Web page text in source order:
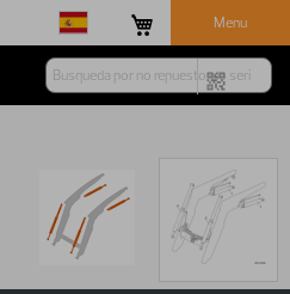
Menu